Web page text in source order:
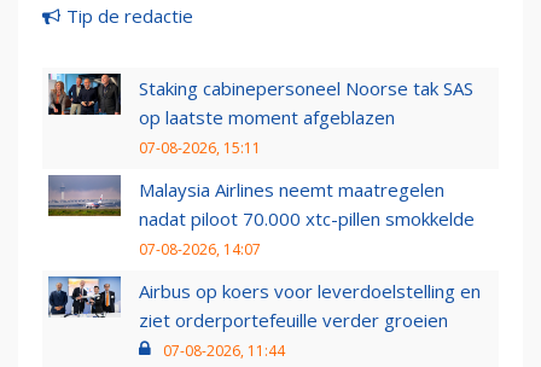
Tip de redactie
Staking cabinepersoneel Noorse tak SAS
op laatste moment afgeblazen
07-08-2026, 15:11
Malaysia Airlines neemt maatregelen
nadat piloot 70.000 xtc-pillen smokkelde
07-08-2026, 14:07
Airbus op koers voor leverdoelstelling en
ziet orderportefeuille verder groeien
07-08-2026, 11:44